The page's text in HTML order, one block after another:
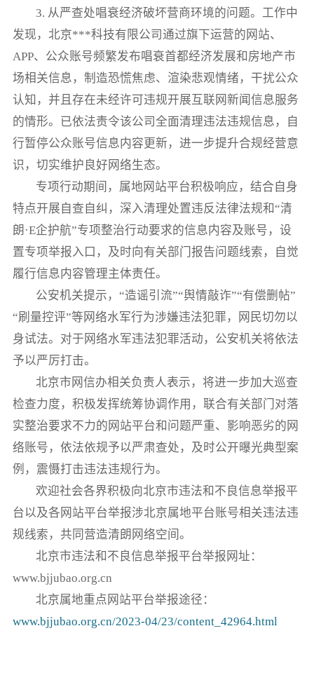
3. 从严查处唱衰经济破坏营商环境的问题。工作中
发现，北京***科技有限公司通过旗下运营的网站、
APP、公众账号频繁发布唱衰首都经济发展和房地产市
场相关信息，制造恐慌焦虑、渲染悲观情绪，干扰公众
认知，并且存在未经许可违规开展互联网新闻信息服务
的情形。已依法责令该公司全面清理违法违规信息，自
行暂停公众账号信息内容更新，进一步提升合规经营意
识，切实维护良好网络生态。
专项行动期间，属地网站平台积极响应，结合自身
特点开展自查自纠，深入清理处置违反法律法规和“清
朗·E企护航”专项整治行动要求的信息内容及账号，设
置专项举报入口，及时向有关部门报告问题线索，自觉
履行信息内容管理主体责任。
公安机关提示，“造谣引流”“舆情敲诈”“有偿删帖”
“刷量控评”等网络水军行为涉嫌违法犯罪，网民切勿以
身试法。对于网络水军违法犯罪活动，公安机关将依法
予以严厉打击。
北京市网信办相关负责人表示，将进一步加大巡查
检查力度，积极发挥统筹协调作用，联合有关部门对落
实整治要求不力的网站平台和问题严重、影响恶劣的网
络账号，依法依规予以严肃查处，及时公开曝光典型案
例，震慑打击违法违规行为。
欢迎社会各界积极向北京市违法和不良信息举报平
台以及各网站平台举报涉北京属地平台账号相关违法违
规线索，共同营造清朗网络空间。
北京市违法和不良信息举报平台举报网址：
www.bjjubao.org.cn
北京属地重点网站平台举报途径：
www.bjjubao.org.cn/2023-04/23/content_42964.html